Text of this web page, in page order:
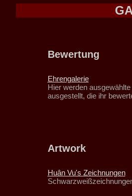
Bewertung
Ehrengalerie
Hier werden
ausgestellt, die ihr
Artwork
Huân Vu's Zeichnungen